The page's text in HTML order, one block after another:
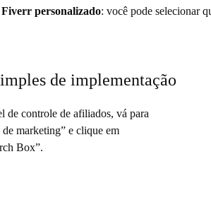
personalizado: você pode selecionar
de implementação
de controle de afiliados, vá para
de marketing” e clique em
Box”.